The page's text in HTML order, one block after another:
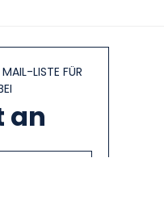
MAIL-LISTE FÜR
an